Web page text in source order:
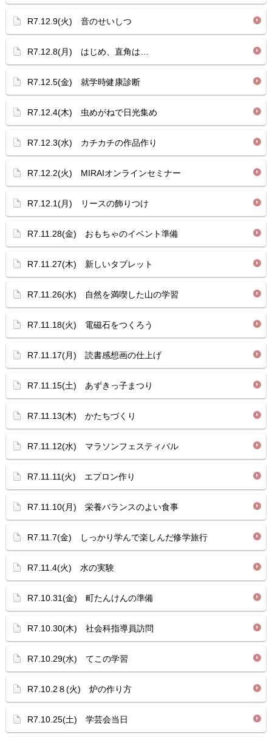
R7.12.9(火) 音のせいしつ
R7.12.8(月) はじめ、直角は…
R7.12.5(金) 就学時健康診断
R7.12.4(木) 虫めがねで日光集め
R7.12.3(水) カチカチの作品作り
R7.12.2(火) MIRAIオンラインセミナー
R7.12.1(月) リースの飾りつけ
R7.11.28(金) おもちゃのイベント準備
R7.11.27(木) 新しいタブレット
R7.11.26(水) 自然を満喫した山の学習
R7.11.18(火) 電磁石をつくろう
R7.11.17(月) 読書感想画の仕上げ
R7.11.15(土) あずきっ子まつり
R7.11.13(木) かたちづくり
R7.11.12(水) マラソンフェスティバル
R7.11.11(火) エプロン作り
R7.11.10(月) 栄養バランスのよい食事
R7.11.7(金) しっかり学んで楽しんだ修学旅行
R7.11.4(火) 水の実験
R7.10.31(金) 町たんけんの準備
R7.10.30(木) 社会科指導員訪問
R7.10.29(水) てこの学習
R7.10.2８(火) 炉の作り方
R7.10.25(土) 学芸会当日